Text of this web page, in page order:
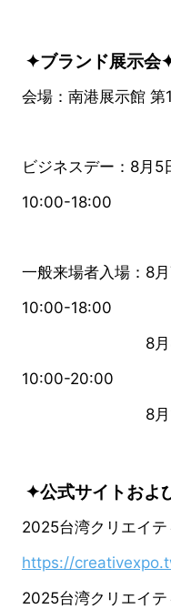
✦ブランド展示会
会場：南港展示館 第
ビジネスデー：8月5
10:00-18:00
一般来場者入場：8
10:00-18:00
8月8日（金
10:00-20:00
8月11日（
✦公式サイトおよ
2025台湾クリエイテ
https://
2025台湾クリエイ